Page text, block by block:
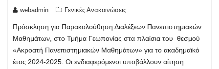
webadmin Γενικές Ανακοινώσεις
Πρόσκληση για Παρακολούθηση Διαλέξεων Πανεπιστημιακών
Μαθημάτων, στο Τμήμα Γεωπονίας στα πλαίσια του θεσμού
«Ακροατή Πανεπιστημιακών Μαθημάτων» για το ακαδημαϊκό
έτος 2024-2025. Οι ενδιαφερόμενοι υποβάλλουν αίτηση